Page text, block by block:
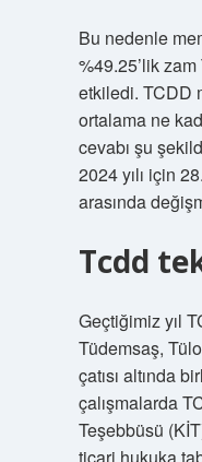
Bu nedenle
%49.25’lik
etkiledi. TCDD
ortalama ne
cevabı şu
2024 yılı için
arasında
Tcdd
Geçtiğimiz yıl
Tüdemsaş,
çatısı altında
çalışmalarda
Teşebbüsü